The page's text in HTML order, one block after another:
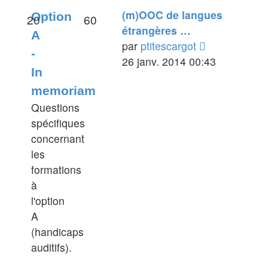
Option
A
-
In
memoriam
Questions
spécifiques
concernant
les
formations
à
l'option
A
(handicaps
auditifs).
20 60
(m)OOC de langues
étrangères …
par ptitescargot
le
26 janv. 2014 00:43